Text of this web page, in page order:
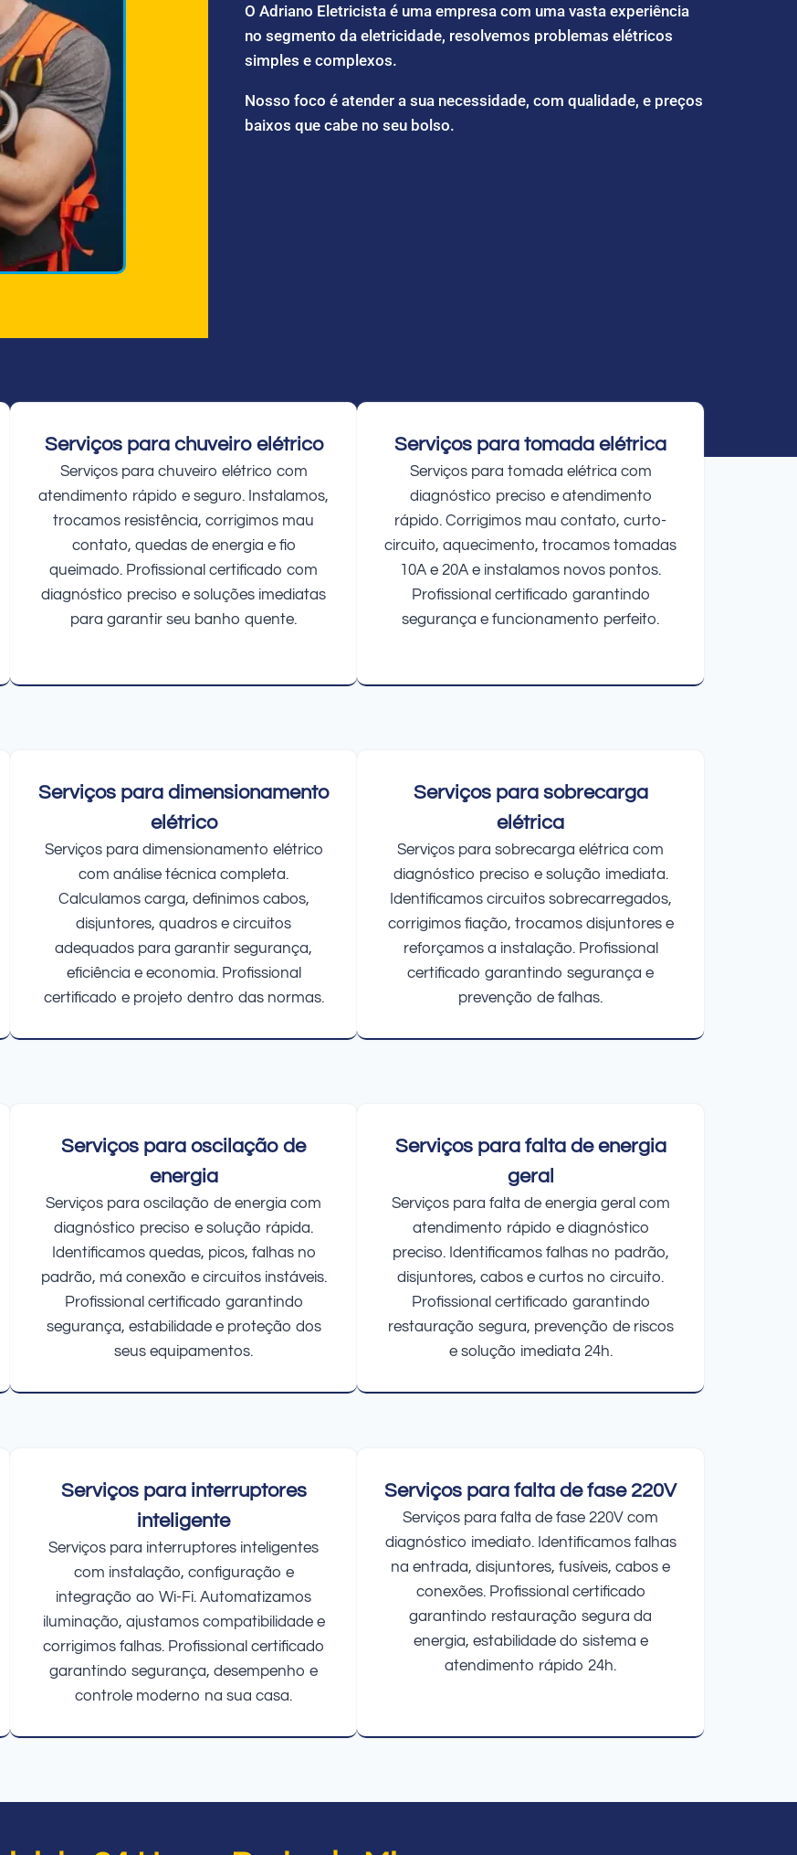
O Adriano Eletricista é uma empresa com uma vasta experiência
no segmento da eletricidade, resolvemos problemas elétricos
simples e complexos.
Nosso foco é atender a sua necessidade, com qualidade, e preços
baixos que cabe no seu bolso.
Serviços para chuveiro elétrico
Serviços para chuveiro elétrico com
atendimento rápido e seguro. Instalamos,
trocamos resistência, corrigimos mau
contato, quedas de energia e fio
queimado. Profissional certificado com
diagnóstico preciso e soluções imediatas
para garantir seu banho quente.
Serviços para tomada elétrica
Serviços para tomada elétrica com
diagnóstico preciso e atendimento
rápido. Corrigimos mau contato, curto-
circuito, aquecimento, trocamos tomadas
10A e 20A e instalamos novos pontos.
Profissional certificado garantindo
segurança e funcionamento perfeito.
Serviços para dimensionamento
elétrico
Serviços para dimensionamento elétrico
com análise técnica completa.
Calculamos carga, definimos cabos,
disjuntores, quadros e circuitos
adequados para garantir segurança,
eficiência e economia. Profissional
certificado e projeto dentro das normas.
Serviços para sobrecarga
elétrica
Serviços para sobrecarga elétrica com
diagnóstico preciso e solução imediata.
Identificamos circuitos sobrecarregados,
corrigimos fiação, trocamos disjuntores e
reforçamos a instalação. Profissional
certificado garantindo segurança e
prevenção de falhas.
Serviços para oscilação de
energia
Serviços para oscilação de energia com
diagnóstico preciso e solução rápida.
Identificamos quedas, picos, falhas no
padrão, má conexão e circuitos instáveis.
Profissional certificado garantindo
segurança, estabilidade e proteção dos
seus equipamentos.
Serviços para falta de energia
geral
Serviços para falta de energia geral com
atendimento rápido e diagnóstico
preciso. Identificamos falhas no padrão,
disjuntores, cabos e curtos no circuito.
Profissional certificado garantindo
restauração segura, prevenção de riscos
e solução imediata 24h.
Serviços para interruptores
inteligente
Serviços para interruptores inteligentes
com instalação, configuração e
integração ao Wi-Fi. Automatizamos
iluminação, ajustamos compatibilidade e
corrigimos falhas. Profissional certificado
garantindo segurança, desempenho e
controle moderno na sua casa.
Serviços para falta de fase 220V
Serviços para falta de fase 220V com
diagnóstico imediato. Identificamos falhas
na entrada, disjuntores, fusíveis, cabos e
conexões. Profissional certificado
garantindo restauração segura da
energia, estabilidade do sistema e
atendimento rápido 24h.